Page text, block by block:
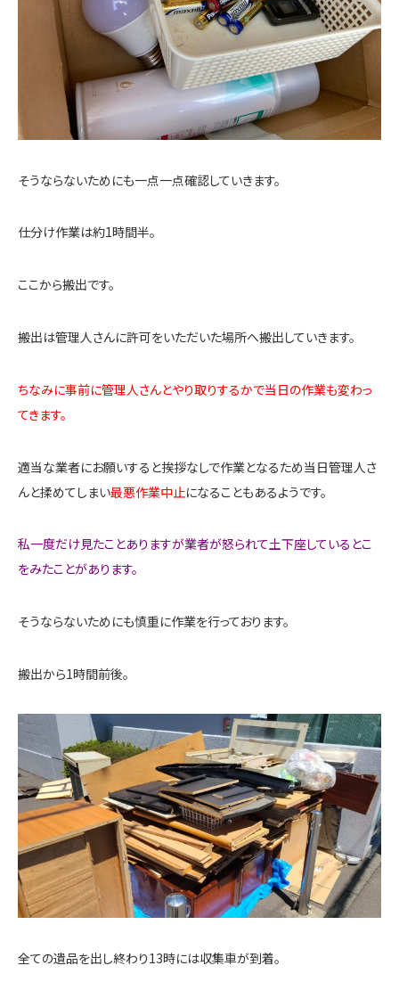
そうならないためにも一点一点確認していきます。
仕分け作業は約1時間半。
ここから搬出です。
搬出は管理人さんに許可をいただいた場所へ搬出していきます。
ちなみに事前に管理人さんとやり取りするかで当日の作業も変わっ
てきます。
適当な業者にお願いすると挨拶なしで作業となるため当日管理人さ
んと揉めてしまい最悪作業中止になることもあるようです。
私一度だけ見たことありますが業者が怒られて土下座しているとこ
をみたことがあります。
そうならないためにも慎重に作業を行っております。
搬出から1時間前後。
全ての遺品を出し終わり13時には収集車が到着。